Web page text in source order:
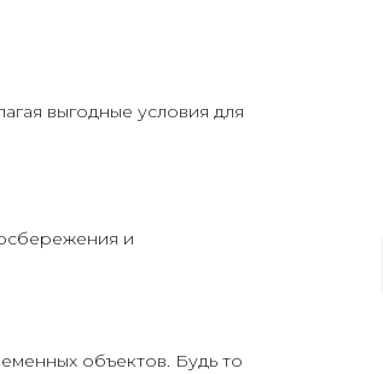
выгодные условия для
и
объектов. Будь то